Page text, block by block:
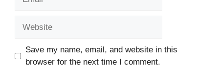
Save my name, email, and website in this
browser for the next time I comment.